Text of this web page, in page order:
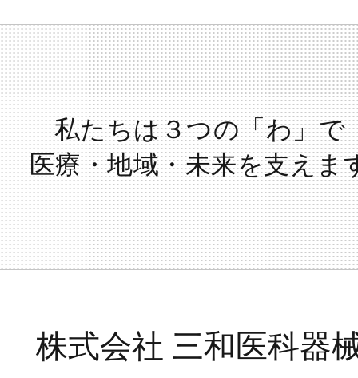
私たちは３つの「わ」で
医療・地域・未来を支えま
株式会社 三和医科器